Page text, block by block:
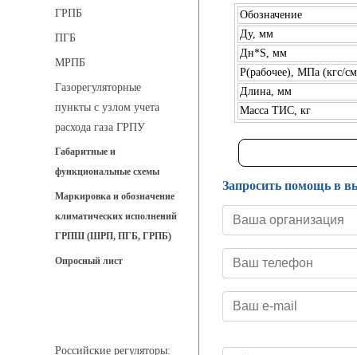
ГРПБ
ПГБ
МРПБ
Газорегуляторные
пункты с узлом учета
расхода газа ГРПУ
Габаритные и
функциональные схемы
Маркировка и обозначение
климатических исполнений
ГРПШ (ШРП, ПГБ, ГРПБ)
Опросный лист
Российские регуляторы:
Обозначение
Ду, мм
Дн*S, мм
Р(рабочее), МПа (кгс/
Длина, мм
Масса ТИС, кг
Запросить помощь в